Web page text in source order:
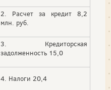
2. Расчет за кредит 8,2
млн. руб.
3. Кредиторская
задолженность 15,0
4. Налоги 20,4